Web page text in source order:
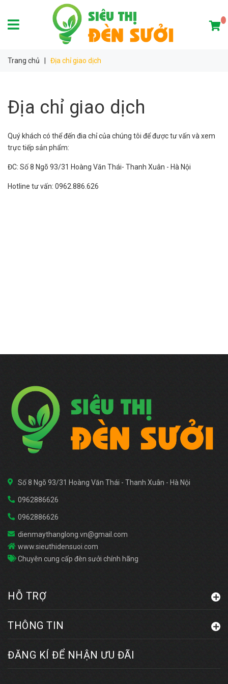
Trang chủ Địa chỉ giao dịch
Địa chỉ giao dịch
Quý khách có thể đến đia chỉ của chúng tôi để được tư vấn và xem
trực tiếp sản phẩm:
ĐC: Số 8 Ngõ 93/31 Hoàng Văn Thái- Thanh Xuân - Hà Nội
Hotline tư vấn: 0962.886.626
Số 8 Ngõ 93/31 Hoàng Văn Thái - Thanh Xuân - Hà Nội
0962886626
0962886626
dienmaythanglong.vn@gmail.com
www.sieuthidensuoi.com
Chuyên cung cấp đèn sưởi chính hãng
HỖ TRỢ
THÔNG TIN
ĐĂNG KÍ ĐỂ NHẬN ƯU ĐÃI